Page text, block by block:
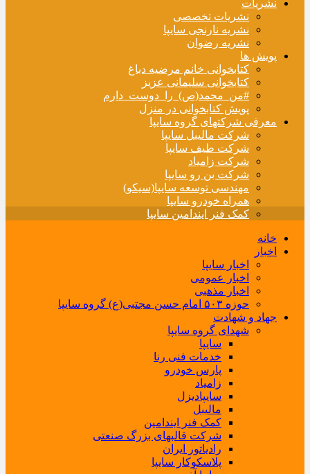
نشریات
نشریات تخصصی
نشریه نارنجی سایپا
نشریه رضوان
پویش ها
کتابخوانی خانم مرضیه دباغ
کتابخوانی سلیمانی عزیز
#من_محمد(ص)_را_دوست_دارم
پویش کتابخوانی در منزل
معرفی شرکتهای گروه سایپا
شرکت مالیبل سایپا
شرکت طیف سایپا
شرکت زامیاد
شرکت بن رو سایپا
مهندسی توسعه سایپا(سیکو)
همراه خودرو سایپا
کمک فنر ایندامین سایپا
خانه
اخبار
اخبار سایپا
اخبار عمومی
اخبار مذهبی
حوزه ۵۰۳ امام حسن مجتبی(ع) گروه سایپا
جهاد و شهادت
شهدای گروه سایپا
سایپا
خدمات فنی رنا
پارس خودرو
زامیاد
سایپادیزل
مالیبل
کمک فنر ایندامین
شرکت قالبهای بزرگ صنعتی
رادیاتور ایران
پلاسکوکار سایپا